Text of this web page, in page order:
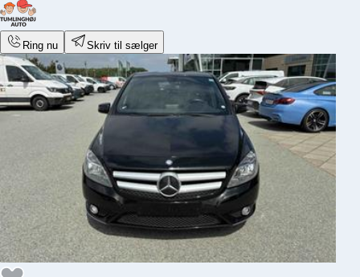
Ring nu Skriv til sælger